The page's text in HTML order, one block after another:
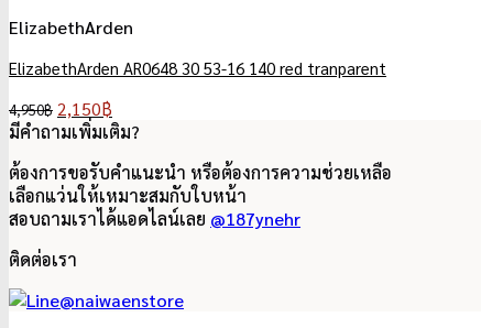
ElizabethArden
ElizabethArden AR0648 30 53-16 140 red tranparent
4,950฿ Original
price
4,950฿.
2,150฿
price
2,150฿.
มีคำถามเพิ่มเติม?
ต้องการขอรับคำแนะนำ หรือต้องการความช่วยเหลือ
เลือกแว่นให้เหมาะสมกับใบหน้า
สอบถามเราได้แอดไลน์เลย @187ynehr
ติดต่อเรา